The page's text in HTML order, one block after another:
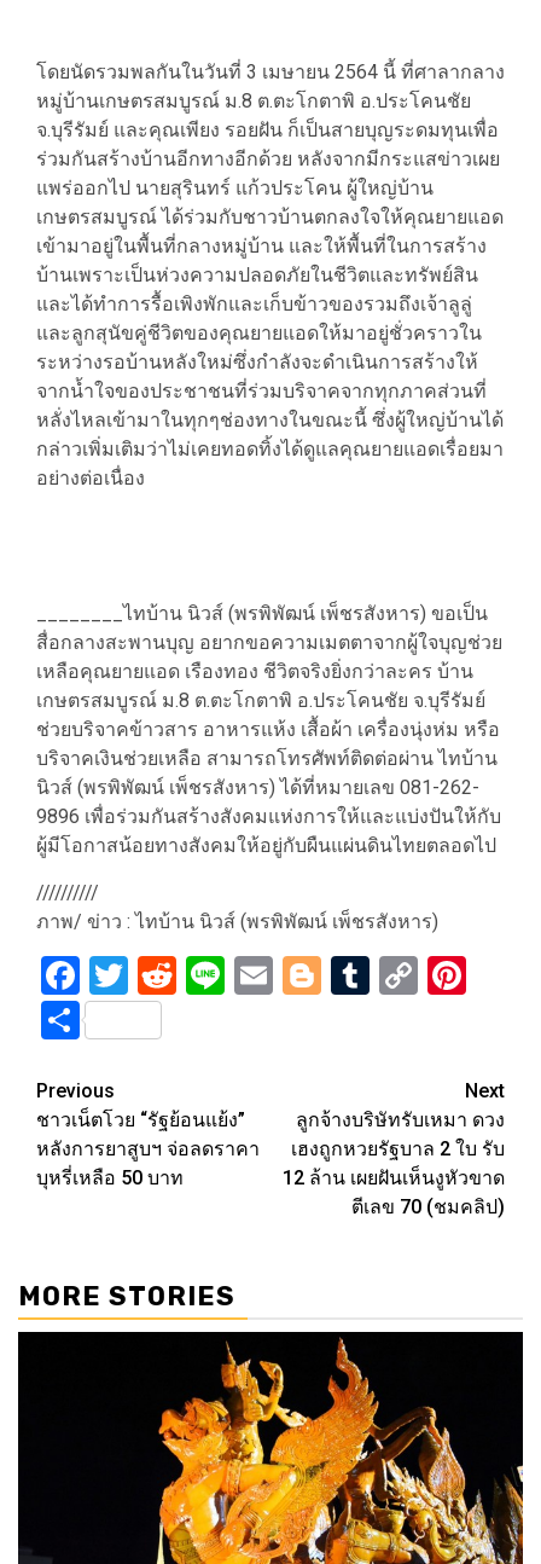
โดยนัดรวมพลกันในวันที่ 3 เมษายน 2564 นี้ ที่ศาลากลาง
หมู่บ้านเกษตรสมบูรณ์ ม.8 ต.ตะโกตาพิ อ.ประโคนชัย
จ.บุรีรัมย์ และคุณเพียง รอยฝัน ก็เป็นสายบุญระดมทุนเพื่อ
ร่วมกันสร้างบ้านอีกทางอีกด้วย หลังจากมีกระแสข่าวเผย
แพร่ออกไป นายสุรินทร์ แก้วประโคน ผู้ใหญ่บ้าน
เกษตรสมบูรณ์ ได้ร่วมกับชาวบ้านตกลงใจให้คุณยายแอด
เข้ามาอยู่ในพื้นที่กลางหมู่บ้าน และให้พื้นที่ในการสร้าง
บ้านเพราะเป็นห่วงความปลอดภัยในชีวิตและทรัพย์สิน
และได้ทำการรื้อเพิงพักและเก็บข้าวของรวมถึงเจ้าลูลู่
และลูกสุนัขคู่ชีวิตของคุณยายแอดให้มาอยู่ชั่วคราวใน
ระหว่างรอบ้านหลังใหม่ซึ่งกำลังจะดำเนินการสร้างให้
จากน้ำใจของประชาชนที่ร่วมบริจาคจากทุกภาคส่วนที่
หลั่งไหลเข้ามาในทุกๆช่องทางในขณะนี้ ซึ่งผู้ใหญ่บ้านได้
กล่าวเพิ่มเติมว่าไม่เคยทอดทิ้งได้ดูแลคุณยายแอดเรื่อยมา
อย่างต่อเนื่อง
________ไทบ้าน นิวส์ (พรพิพัฒน์ เพ็ชรสังหาร) ขอเป็น
สื่อกลางสะพานบุญ อยากขอความเมตตาจากผู้ใจบุญช่วย
เหลือคุณยายแอด เรืองทอง ชีวิตจริงยิ่งกว่าละคร บ้าน
เกษตรสมบูรณ์ ม.8 ต.ตะโกตาพิ อ.ประโคนชัย จ.บุรีรัมย์
ช่วยบริจาคข้าวสาร อาหารแห้ง เสื้อผ้า เครื่องนุ่งห่ม หรือ
บริจาคเงินช่วยเหลือ สามารถโทรศัพท์ติดต่อผ่าน ไทบ้าน
นิวส์ (พรพิพัฒน์ เพ็ชรสังหาร) ได้ที่หมายเลข 081-262-
9896 เพื่อร่วมกันสร้างสังคมแห่งการให้และแบ่งปันให้กับ
ผู้มีโอกาสน้อยทางสังคมให้อยู่กับผืนแผ่นดินไทยตลอดไป
//////////
ภาพ/ ข่าว : ไทบ้าน นิวส์ (พรพิพัฒน์ เพ็ชรสังหาร)
Facebook
Twitter
Reddit
LineEmailBlogger
Tumblr
Copy
Share
Post
navigation
Previous
ชาวเน็ตโวย “รัฐย้อนแย้ง”
หลังการยาสูบฯ จ่อลดราคา
บุหรี่เหลือ 50 บาท
Next
ลูกจ้างบริษัทรับเหมา ดวง
เฮงถูกหวยรัฐบาล 2 ใบ รับ
12 ล้าน เผยฝันเห็นงูหัวขาด
ตีเลข 70 (ชมคลิป)
MORE STORIES